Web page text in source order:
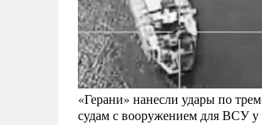
«Герани» нанесли удары по трем
судам с вооружением для ВСУ у